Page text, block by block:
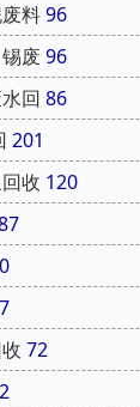
料96
废 96
回 86
201
收 120
72